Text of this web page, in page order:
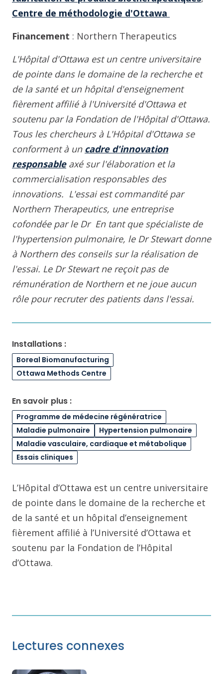
Centre de méthodologie d'Ottawa
Financement : Northern Therapeutics
L'Hôpital d'Ottawa est un centre universitaire
de pointe dans le domaine de la recherche et
de la santé et un hôpital d'enseignement
fièrement affilié à l'Université d'Ottawa et
soutenu par la Fondation de l'Hôpital d'Ottawa.
Tous les chercheurs à L'Hôpital d'Ottawa se
conforment à un cadre d'innovation
responsableaxé sur l'élaboration et la
commercialisation responsables des
innovations. L'essai est commandité par
Northern Therapeutics, une entreprise
cofondée par le Dr En tant que spécialiste de
l'hypertension pulmonaire, le Dr Stewart donne
à Northern des conseils sur la réalisation de
l'essai. Le Dr Stewart ne reçoit pas de
rémunération de Northern et ne joue aucun
rôle pour recruter des patients dans l'essai.
Installations :
Boreal Biomanufacturing
Ottawa Methods Centre
En savoir plus :
Programme de médecine régénératrice
Maladie pulmonaire
Hypertension pulmonaire
Maladie vasculaire, cardiaque et métabolique
Essais cliniques
L’Hôpital d’Ottawa est un centre universitaire
de pointe dans le domaine de la recherche et
de la santé et un hôpital d’enseignement
fièrement affilié à l’Université d’Ottawa et
soutenu par la Fondation de l’Hôpital
d’Ottawa.
Lectures connexes